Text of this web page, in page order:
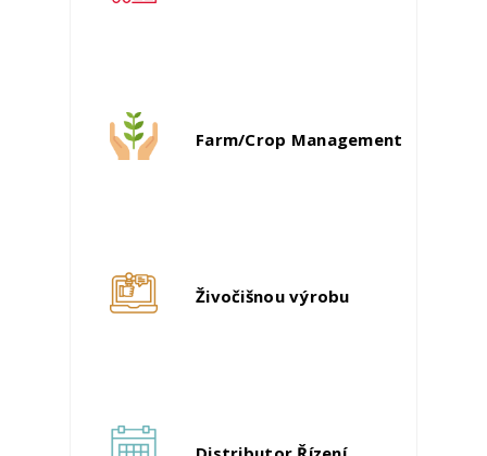
Farm/Crop Management
Živočišnou výrobu